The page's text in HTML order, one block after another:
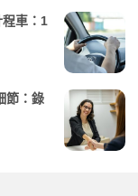
車：1
節：錄